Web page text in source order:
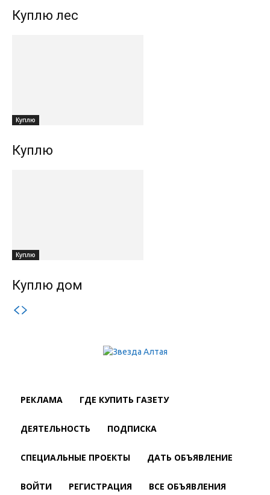
Куплю лес
Куплю
Куплю
Куплю
Куплю дом
РЕКЛАМА ГДЕ КУПИТЬ ГАЗЕТУ
ДЕЯТЕЛЬНОСТЬ ПОДПИСКА
СПЕЦИАЛЬНЫЕ ПРОЕКТЫ ДАТЬ ОБЪЯВЛЕНИЕ
ВОЙТИ РЕГИСТРАЦИЯ ВСЕ ОБЪЯВЛЕНИЯ